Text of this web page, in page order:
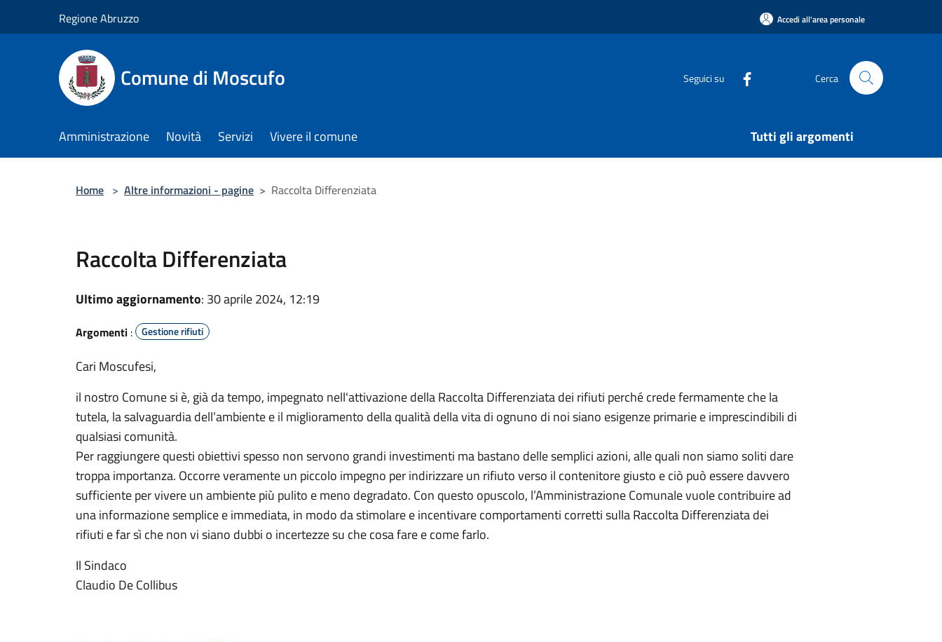
Regione Abruzzo Accedi all'area personale
Comune di Moscufo Seguici su Cerca
Amministrazione Novità Servizi Vivere il comune Tutti gli argomenti
Home > Altre informazioni - pagine > Raccolta Differenziata
Raccolta Differenziata
Ultimo aggiornamento: 30 aprile 2024, 12:19
Argomenti : Gestione rifiuti
Cari Moscufesi,
il nostro Comune si è, già da tempo, impegnato nell'attivazione della Raccolta Differenziata dei rifiuti perché crede fermamente che la
tutela, la salvaguardia dell’ambiente e il miglioramento della qualità della vita di ognuno di noi siano esigenze primarie e imprescindibili di
qualsiasi comunità.
Per raggiungere questi obiettivi spesso non servono grandi investimenti ma bastano delle semplici azioni, alle quali non siamo soliti dare
troppa importanza. Occorre veramente un piccolo impegno per indirizzare un rifiuto verso il contenitore giusto e ciò può essere davvero
sufficiente per vivere un ambiente più pulito e meno degradato. Con questo opuscolo, l’Amministrazione Comunale vuole contribuire ad
una informazione semplice e immediata, in modo da stimolare e incentivare comportamenti corretti sulla Raccolta Differenziata dei
rifiuti e far sì che non vi siano dubbi o incertezze su che cosa fare e come farlo.
Il Sindaco
Claudio De Collibus